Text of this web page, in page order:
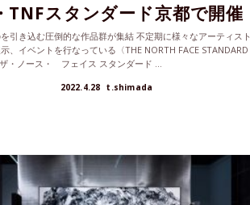
TNFスタンダード京都で開催
引き込む圧倒的な作品群が集結 不定期に様々なアーティスト
、イベントを行なっている〈THE NORTH FACE STANDARD
・ノース・ フェイス スタンダード ...
2022.4.28 t.shimada